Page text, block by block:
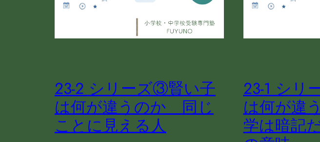
23-2 シリーズ③賢い子
は何が違うのか 同じ
ことに見える人
23-1 シリ
は何が違
学は暗記